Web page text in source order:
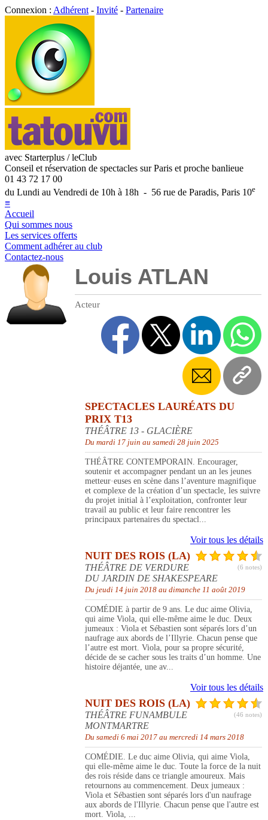
Connexion : Adhérent - Invité - Partenaire
avec Starterplus / leClub
Conseil et réservation de spectacles sur Paris et proche banlieue
01 43 72 17 00
du Lundi au Vendredi de 10h à 18h - 56 rue de Paradis, Paris 10e
≡
Accueil
Qui sommes nous
Les services offerts
Comment adhérer au club
Contactez-nous
Louis ATLAN
Acteur
SPECTACLES LAURÉATS DU
PRIX T13
THÉÂTRE 13 - GLACIÈRE
Du mardi 17 juin au samedi 28 juin 2025
THÉÂTRE CONTEMPORAIN. Encourager,
soutenir et accompagner pendant un an les jeunes
metteur·euses en scène dans l’aventure magnifique
et complexe de la création d’un spectacle, les suivre
du projet initial à l’exploitation, confronter leur
travail au public et leur faire rencontrer les
principaux partenaires du spectacl...
Voir tous les détails
(6 notes)
NUIT DES ROIS (LA)
THÉÂTRE DE VERDURE
DU JARDIN DE SHAKESPEARE
Du jeudi 14 juin 2018 au dimanche 11 août 2019
COMÉDIE à partir de 9 ans. Le duc aime Olivia,
qui aime Viola, qui elle-même aime le duc. Deux
jumeaux : Viola et Sébastien sont séparés lors d’un
naufrage aux abords de l’Illyrie. Chacun pense que
l’autre est mort. Viola, pour sa propre sécurité,
décide de se cacher sous les traits d’un homme. Une
histoire déjantée, une av...
Voir tous les détails
(46 notes)
NUIT DES ROIS (LA)
THÉÂTRE FUNAMBULE
MONTMARTRE
Du samedi 6 mai 2017 au mercredi 14 mars 2018
COMÉDIE. Le duc aime Olivia, qui aime Viola,
qui elle-même aime le duc. Toute la force de la nuit
des rois réside dans ce triangle amoureux. Mais
retournons au commencement. Deux jumeaux :
Viola et Sébastien sont séparés lors d'un naufrage
aux abords de l'Illyrie. Chacun pense que l'autre est
mort. Viola, ...